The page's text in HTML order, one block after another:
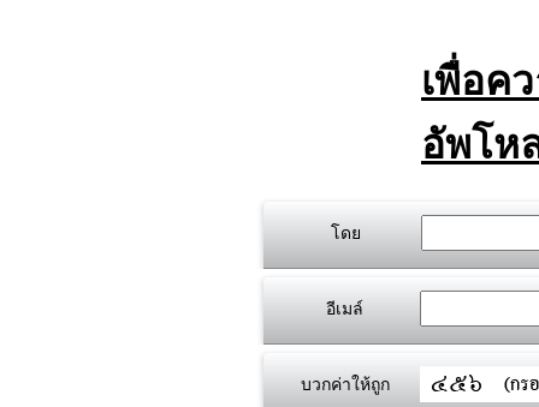
เพื่อค
อัพโห
โดย
อีเมล์
บวกค่าให้ถูก